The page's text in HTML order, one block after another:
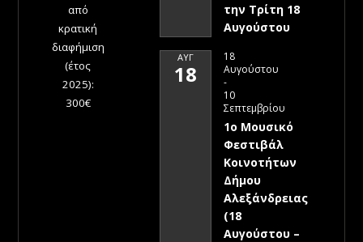
από
κρατική
διαφήμιση
(έτος
2025):
300€
την Τρίτη 18
Αυγούστου
ΑΥΓ
18
18
Αυγούστου
-
10
Σεπτεμβρίου
1ο Μουσικό
Φεστιβάλ
Κοινοτήτων
Δήμου
Αλεξάνδρειας
(18
Αυγούστου –